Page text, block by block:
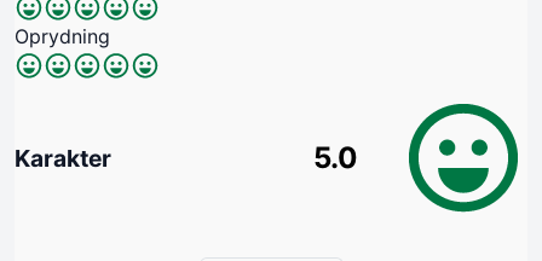
Oprydning
Karakter 5.0